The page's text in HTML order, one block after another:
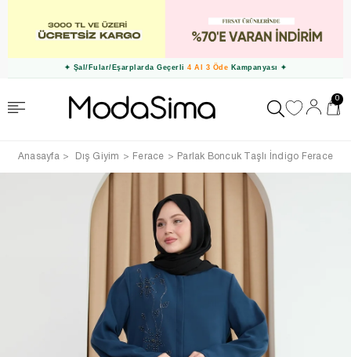
✦ Şal/Fular/Eşarplarda Geçerli 4 Al 3 Öde Kampanyası ✦
0
Anasayfa Dış Giyim Ferace Parlak Boncuk Taşlı İndigo Ferace